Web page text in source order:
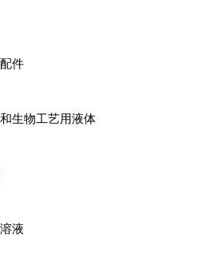
件
生物工艺用液体
液